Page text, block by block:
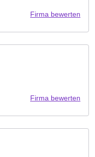
Firma bewerten
Firma bewerten